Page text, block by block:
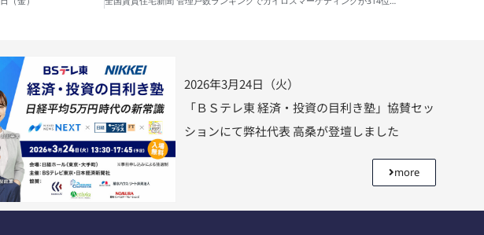
2026年3月24日（火）
「ＢＳテレ東 経済・投資の目利き塾」協賛セッ
ションにて弊社代表 高桑が登壇しました
more